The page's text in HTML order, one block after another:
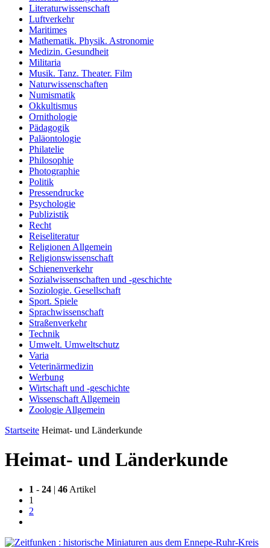
Literaturwissenschaft
Luftverkehr
Maritimes
Mathematik. Physik. Astronomie
Medizin. Gesundheit
Militaria
Musik. Tanz. Theater. Film
Naturwissenschaften
Numismatik
Okkultismus
Ornithologie
Pädagogik
Paläontologie
Philatelie
Philosophie
Photographie
Politik
Pressendrucke
Psychologie
Publizistik
Recht
Reiseliteratur
Religionen Allgemein
Religionswissenschaft
Schienenverkehr
Sozialwissenschaften und -geschichte
Soziologie. Gesellschaft
Sport. Spiele
Sprachwissenschaft
Straßenverkehr
Technik
Umwelt. Umweltschutz
Varia
Veterinärmedizin
Werbung
Wirtschaft und -geschichte
Wissenschaft Allgemein
Zoologie Allgemein
Startseite Heimat- und Länderkunde
Heimat- und Länderkunde
1 - 24 | 46 Artikel
1
2